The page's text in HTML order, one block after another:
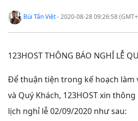
Bùi Tấn Việt- 2020-08-28 09:26:58
123HOST THÔNG BÁO NGHỈ LỄ
Để thuận tiện trong kế hoạch làm
và Quý Khách, 123HOST xin
lịch nghỉ lễ 02/09/2020 như sau: